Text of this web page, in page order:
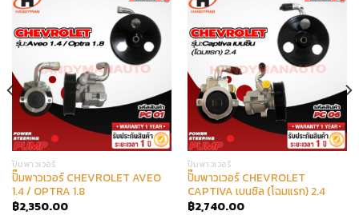
ปั๊มพาวเวอร์
ปั๊มพาวเวอร์ CHEVROLET AVEO
1.4 / OPTRA 1.8
฿2,350.00
ปั๊มพาวเวอร์
ปั๊มพาวเวอร์ CHEVROLET
CAPTIVA เบนซิล (โฉมแรก) 2.4
฿2,740.00